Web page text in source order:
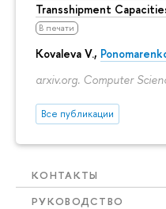
Transshipment
В печати
Kovaleva V.,
arxiv.org. Computer
Все публикации
КОНТАКТЫ
РУКОВОДСТВО